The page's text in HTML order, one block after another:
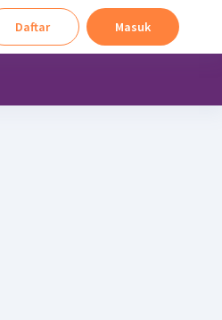
Daftar Masuk